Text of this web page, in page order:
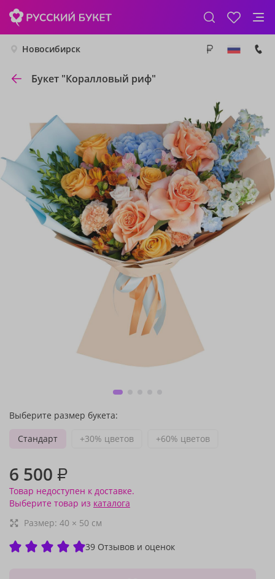
Новосибирск
Букет "Коралловый риф"
Выберите размер букета:
Стандарт
+30% цветов +60% цветов
6 500 ₽
Товар недоступен к доставке.
Выберите товар из каталога
Размер: 40 × 50 см
39 Отзывов и оценок